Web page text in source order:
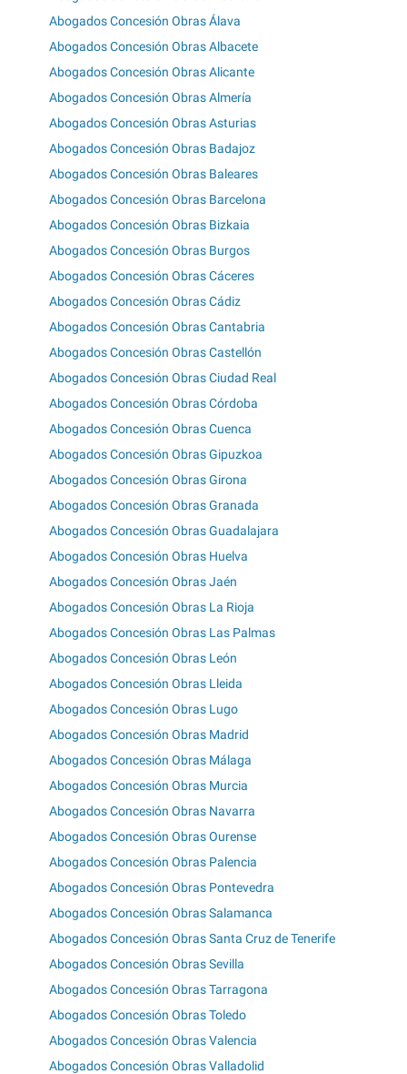
Abogados Concesión Obras Álava
Abogados Concesión Obras Albacete
Abogados Concesión Obras Alicante
Abogados Concesión Obras Almería
Abogados Concesión Obras Asturias
Abogados Concesión Obras Badajoz
Abogados Concesión Obras Baleares
Abogados Concesión Obras Barcelona
Abogados Concesión Obras Bizkaia
Abogados Concesión Obras Burgos
Abogados Concesión Obras Cáceres
Abogados Concesión Obras Cádiz
Abogados Concesión Obras Cantabria
Abogados Concesión Obras Castellón
Abogados Concesión Obras Ciudad Real
Abogados Concesión Obras Córdoba
Abogados Concesión Obras Cuenca
Abogados Concesión Obras Gipuzkoa
Abogados Concesión Obras Girona
Abogados Concesión Obras Granada
Abogados Concesión Obras Guadalajara
Abogados Concesión Obras Huelva
Abogados Concesión Obras Jaén
Abogados Concesión Obras La Rioja
Abogados Concesión Obras Las Palmas
Abogados Concesión Obras León
Abogados Concesión Obras Lleida
Abogados Concesión Obras Lugo
Abogados Concesión Obras Madrid
Abogados Concesión Obras Málaga
Abogados Concesión Obras Murcia
Abogados Concesión Obras Navarra
Abogados Concesión Obras Ourense
Abogados Concesión Obras Palencia
Abogados Concesión Obras Pontevedra
Abogados Concesión Obras Salamanca
Abogados Concesión Obras Santa Cruz de Tenerife
Abogados Concesión Obras Sevilla
Abogados Concesión Obras Tarragona
Abogados Concesión Obras Toledo
Abogados Concesión Obras Valencia
Abogados Concesión Obras Valladolid